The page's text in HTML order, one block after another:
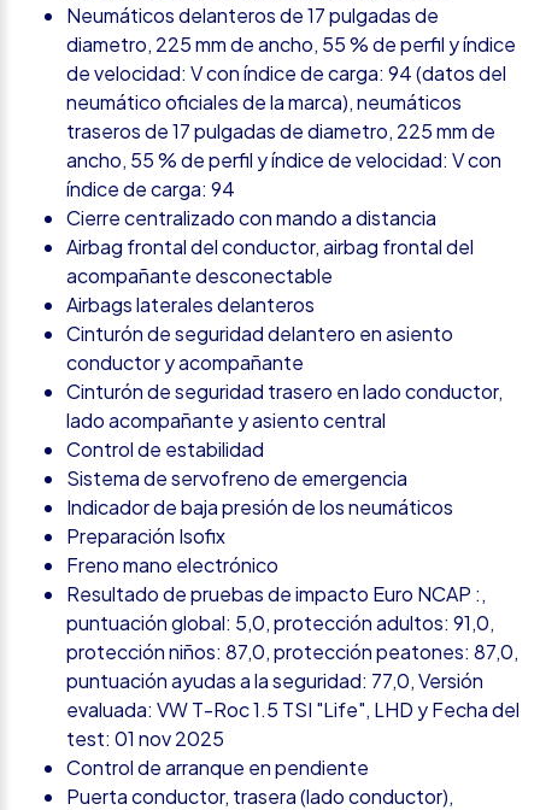
Neumáticos delanteros de 17 pulgadas de
diametro, 225 mm de ancho, 55 % de perfil y índice
de velocidad: V con índice de carga: 94 (datos del
neumático oficiales de la marca), neumáticos
traseros de 17 pulgadas de diametro, 225 mm de
ancho, 55 % de perfil y índice de velocidad: V con
índice de carga: 94
Cierre centralizado con mando a distancia
Airbag frontal del conductor, airbag frontal del
acompañante desconectable
Airbags laterales delanteros
Cinturón de seguridad delantero en asiento
conductor y acompañante
Cinturón de seguridad trasero en lado conductor,
lado acompañante y asiento central
Control de estabilidad
Sistema de servofreno de emergencia
Indicador de baja presión de los neumáticos
Preparación Isofix
Freno mano electrónico
Resultado de pruebas de impacto Euro NCAP :,
puntuación global: 5,0, protección adultos: 91,0,
protección niños: 87,0, protección peatones: 87,0,
puntuación ayudas a la seguridad: 77,0, Versión
evaluada: VW T-Roc 1.5 TSI "Life", LHD y Fecha del
test: 01 nov 2025
Control de arranque en pendiente
Puerta conductor, trasera (lado conductor),